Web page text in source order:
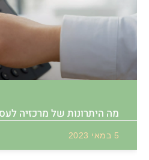
מה היתרונות של מרכזיה
5 במאי 2023